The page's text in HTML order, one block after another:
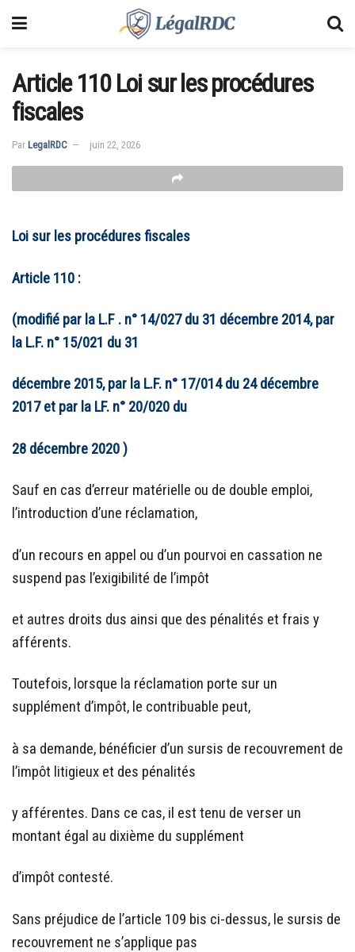
Article 110 Loi sur les procédures
fiscales
Par LegalRDC juin 22, 2026
Loi sur les procédures fiscales
Article 110 :
(modifié par la L.F . n° 14/027 du 31 décembre 2014, par
la L.F. n° 15/021 du 31
décembre 2015, par la L.F. n° 17/014 du 24 décembre
2017 et par la LF. n° 20/020 du
28 décembre 2020 )
Sauf en cas d’erreur matérielle ou de double emploi,
l’introduction d’une réclamation,
d’un recours en appel ou d’un pourvoi en cassation ne
suspend pas l’exigibilité de l’impôt
et autres droits dus ainsi que des pénalités et frais y
afférents.
Toutefois, lorsque la réclamation porte sur un
supplément d’impôt, le contribuable peut,
à sa demande, bénéficier d’un sursis de recouvrement de
l’impôt litigieux et des pénalités
y afférentes. Dans ce cas, il est tenu de verser un
montant égal au dixième du supplément
d’impôt contesté.
Sans préjudice de l’article 109 bis ci-dessus, le sursis de
recouvrement ne s’applique pas